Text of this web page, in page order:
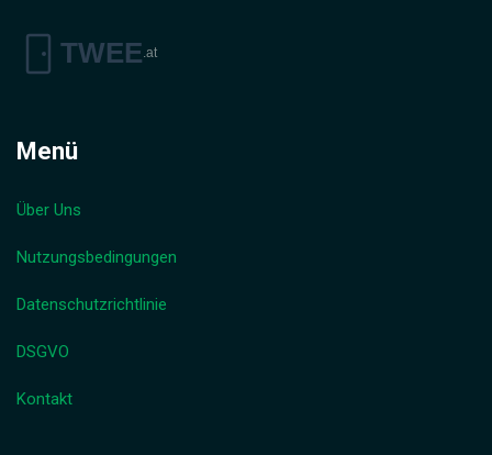
Menü
Über Uns
Nutzungsbedingungen
Datenschutzrichtlinie
DSGVO
Kontakt